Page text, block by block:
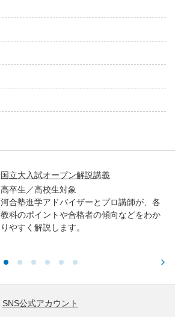
国立大入試オープン解説講義
高卒生／高校生対象
河合塾進学アドバイザーとプロ講師が、各
教科のポイントや合格者の傾向などをわか
りやすく解説します。
SNS公式アカウント